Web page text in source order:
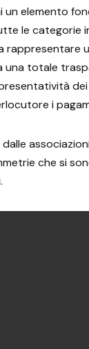
un elemento
le categorie
rappresentare
una totale
i
che si